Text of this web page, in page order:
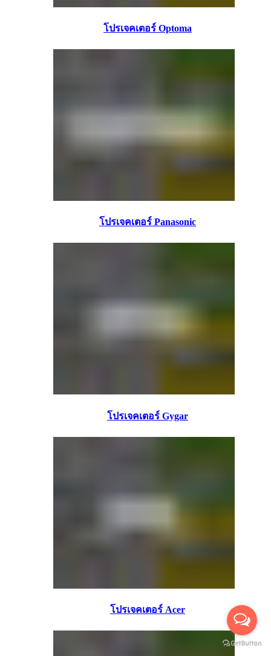
โปรเจคเตอร์ Optoma
โปรเจคเตอร์ Panasonic
โปรเจคเตอร์ Gygar
โปรเจคเตอร์ Acer